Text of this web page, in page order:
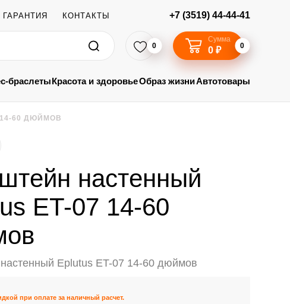
ГАРАНТИЯ КОНТАКТЫ +7 (3519) 44-44-41
0
Сумма
0 ₽ 0
браслетыКрасота и здоровьеОбраз жизниАвтотовары
60 ДЮЙМОВ
настенный
ET-07 14-60
Eplutus ET-07 14-60 дюймов
при оплате за наличный расчет.